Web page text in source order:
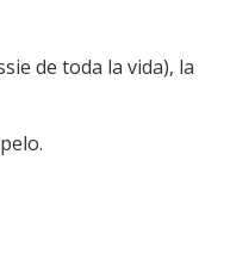
de toda la vida), la